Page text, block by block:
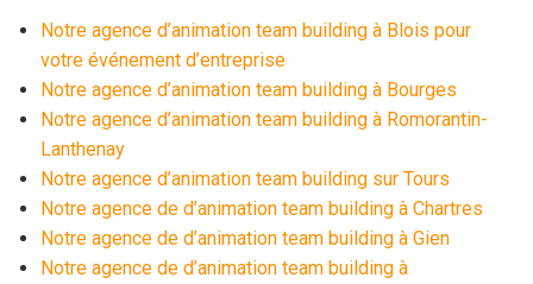
Notre agence d’animation team building à Blois pour
votre événement d’entreprise
Notre agence d’animation team building à Bourges
Notre agence d’animation team building à Romorantin-
Lanthenay
Notre agence d’animation team building sur Tours
Notre agence de d’animation team building à Chartres
Notre agence de d’animation team building à Gien
Notre agence de d’animation team building à